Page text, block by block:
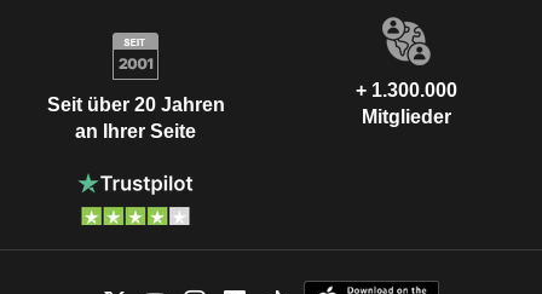
Seit über 20 Jahren
an Ihrer Seite
+ 1.300.000
Mitglieder